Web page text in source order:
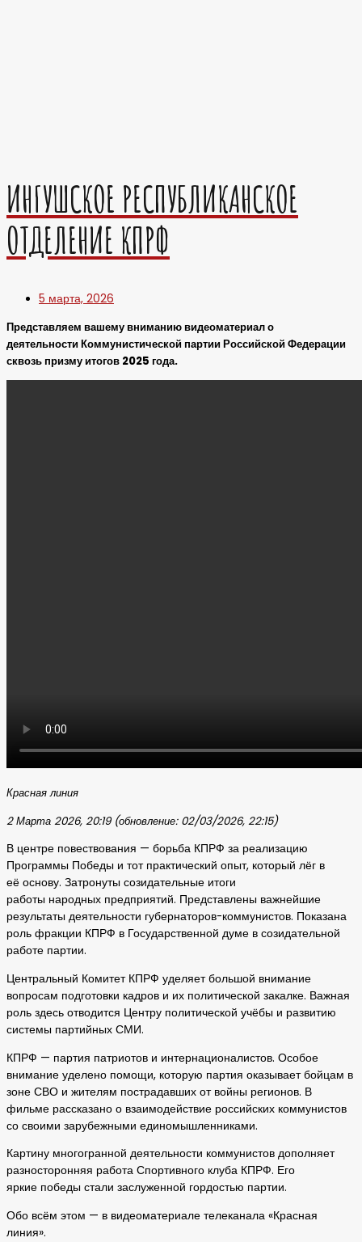
ИНГУШСКОЕ РЕСПУБЛИКАНСКОЕ
ОТДЕЛЕНИЕ КПРФ
5 марта, 2026
Представляем вашему вниманию видеоматериал о
деятельности Коммунистической партии Российской Федерации
сквозь призму итогов 2025 года.
Красная линия
2 Марта 2026, 20:19 (обновление: 02/03/2026, 22:15)
В центре повествования — борьба КПРФ за реализацию
Программы Победы и тот практический опыт, который лёг в
её основу. Затронуты созидательные итоги
работы народных предприятий. Представлены важнейшие
результаты деятельности губернаторов-коммунистов. Показана
роль фракции КПРФ в Государственной думе в созидательной
работе партии.
Центральный Комитет КПРФ уделяет большой внимание
вопросам подготовки кадров и их политической закалке. Важная
роль здесь отводится Центру политической учёбы и развитию
системы партийных СМИ.
КПРФ — партия патриотов и интернационалистов. Особое
внимание уделено помощи, которую партия оказывает бойцам в
зоне СВО и жителям пострадавших от войны регионов. В
фильме рассказано о взаимодействие российских коммунистов
со своими зарубежными единомышленниками.
Картину многогранной деятельности коммунистов дополняет
разносторонняя работа Спортивного клуба КПРФ. Его
яркие победы стали заслуженной гордостью партии.
Обо всём этом — в видеоматериале телеканала «Красная
линия».